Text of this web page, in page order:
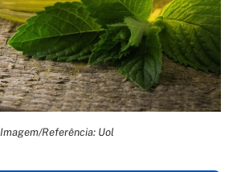
Imagem/Referência: Uol